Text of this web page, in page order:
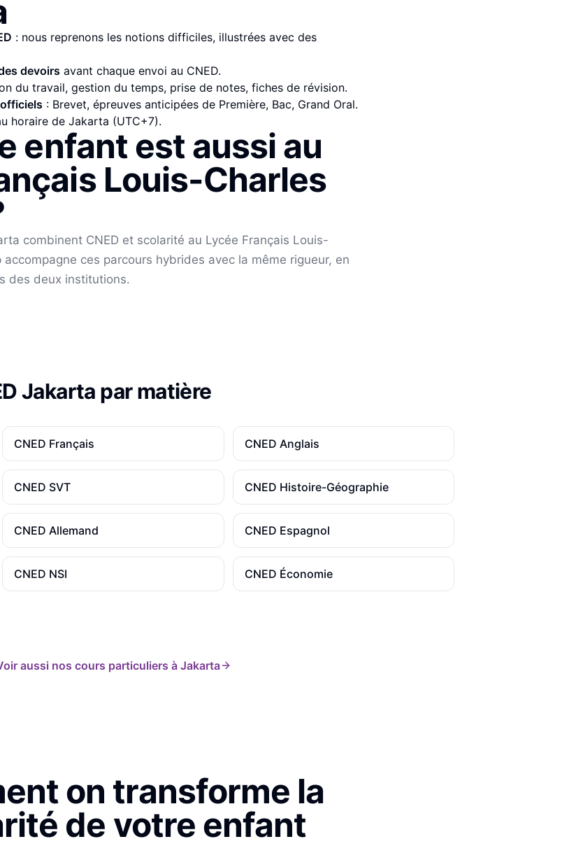
: nous reprenons les notions difficiles, illustrées avec des
devoirs avant chaque envoi au CNED.
du travail, gestion du temps, prise de notes, fiches de révision.
: Brevet, épreuves anticipées de Première, Bac, Grand Oral.
horaire de Jakarta (UTC+7).
enfant est aussi au
Louis-Charles
combinent CNED et scolarité au Lycée Français Louis-
accompagne ces parcours hybrides avec la même rigueur, en
des deux institutions.
Jakarta par matière
CNED Français CNED Anglais
CNED SVT CNED Histoire-Géographie
CNEDAllemand CNED Espagnol
CNED NSI CNED Économie
aussi nos cours particuliers à Jakarta
on transforme la
de votre enfant